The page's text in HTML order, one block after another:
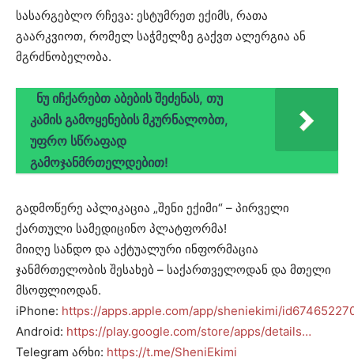
სასარგებლო რჩევა: ესტუმრეთ ექიმს, რათა
გაარკვიოთ, რომელ საჭმელზე გაქვთ ალერგია ან
მგრძნობელობა.
ნუ იჩქარებთ აბების შეძენას, თუ
კამის გამოყენების მკურნალობთ,
უფრო სწრაფად
გამოჯანმრთელდებით!
გადმოწერე აპლიკაცია „შენი ექიმი“ – პირველი
ქართული სამედიცინო პლატფორმა!
მიიღე სანდო და აქტუალური ინფორმაცია
ჯანმრთელობის შესახებ – საქართველოდან და მთელი
მსოფლიოდან.
iPhone: https://apps.apple.com/app/sheniekimi/
Android: https://play.google.com/store/apps/details…
Telegram არხი: https://t.me/SheniEkimi